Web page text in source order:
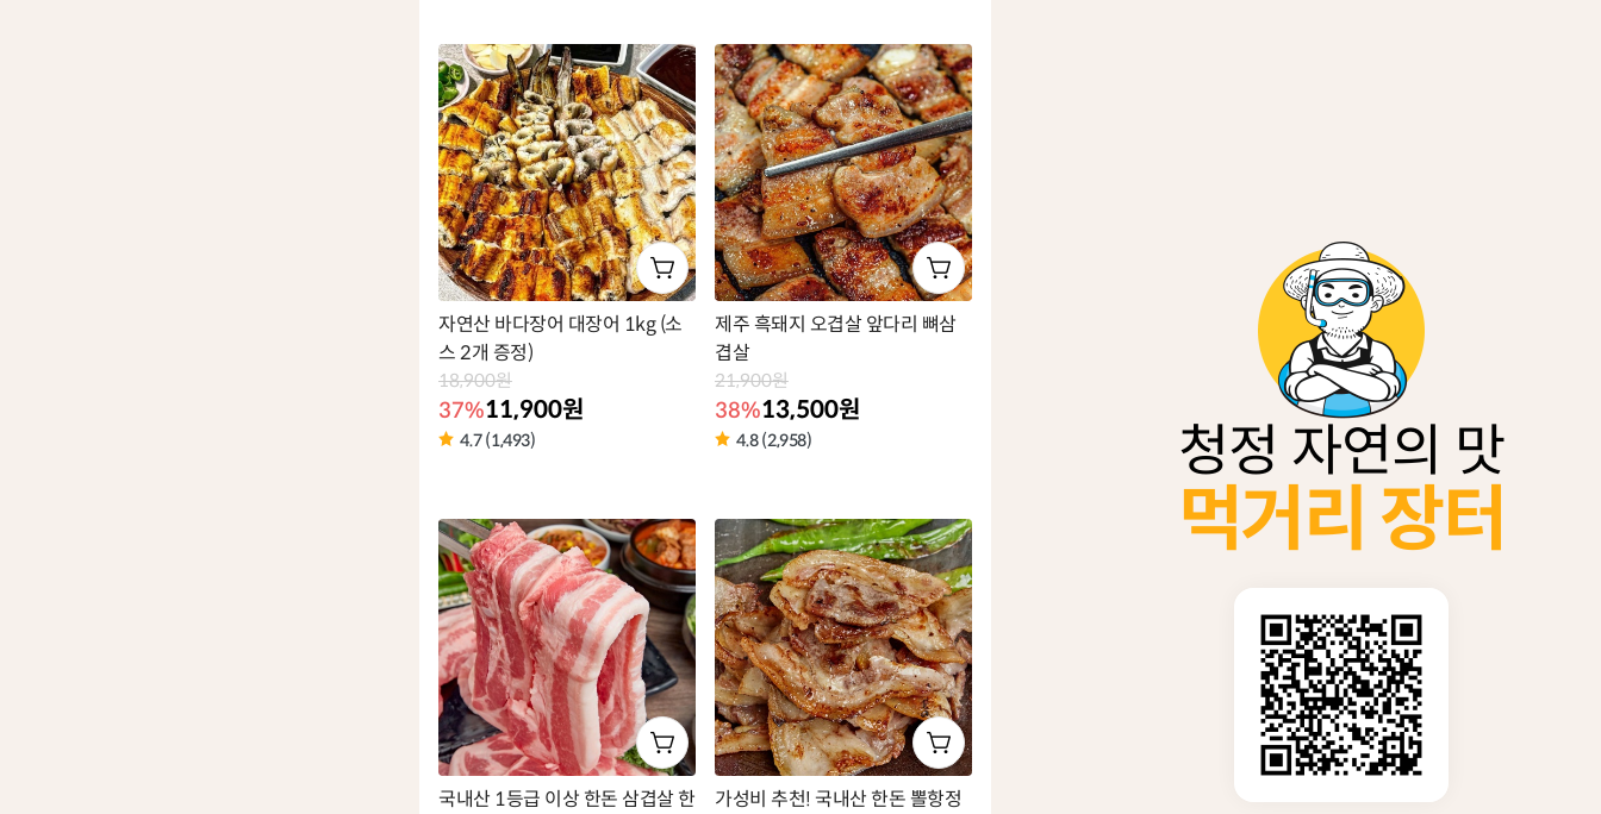
벨
벨
자연산 바다장어 대장어 1kg (소
스 2개 증정)
18,900원
37%11,900원
4.7 (1,493)
라
벨
제주 흑돼지 오겹살 앞다리 뼈삼
겹살
21,900원
38%13,500원
4.8 (2,958)
라
벨
국내산 1등급 이상 한돈 삼겹살 한
가성비 추천! 국내산 한돈 뽈항정
청정 자연의 맛
먹거리 장터